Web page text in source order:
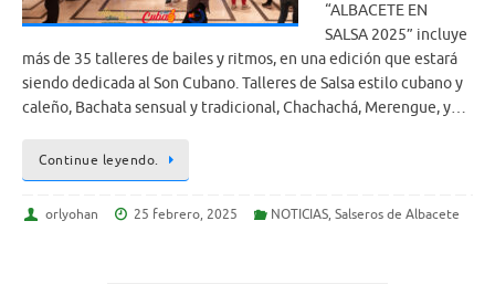
“ALBACETE EN
SALSA 2025” incluye
más de 35 talleres de bailes y ritmos, en una edición que estará
siendo dedicada al Son Cubano. Talleres de Salsa estilo cubano y
caleño, Bachata sensual y tradicional, Chachachá, Merengue, y…
Continue leyendo.
orlyohan 25 febrero, 2025 NOTICIAS, Salseros de Albacete